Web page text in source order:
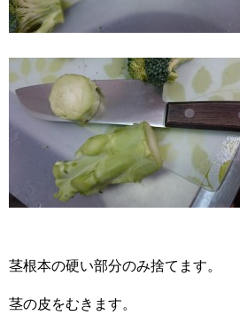
茎根本の硬い部分のみ捨てます。
茎の皮をむきます。